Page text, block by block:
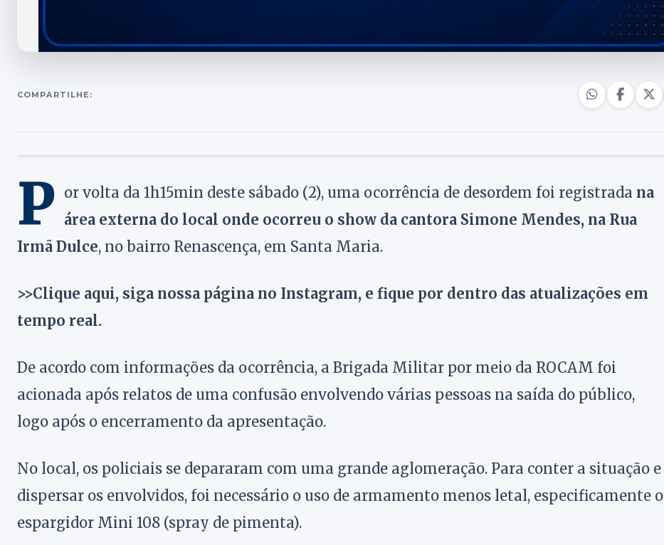
COMPARTILHE:
P or volta da 1h15min deste sábado (2), uma ocorrência de desordem foi registrada na
área externa do local onde ocorreu o show da cantora Simone Mendes, na Rua
Irmã Dulce, no bairro Renascença, em Santa Maria.
>>Clique aqui, siga nossa página no Instagram, e fique por dentro das atualizações em
tempo real.
De acordo com informações da ocorrência, a Brigada Militar por meio da ROCAM foi
acionada após relatos de uma confusão envolvendo várias pessoas na saída do público,
logo após o encerramento da apresentação.
No local, os policiais se depararam com uma grande aglomeração. Para conter a situação e
dispersar os envolvidos, foi necessário o uso de armamento menos letal, especificamente o
espargidor Mini 108 (spray de pimenta).